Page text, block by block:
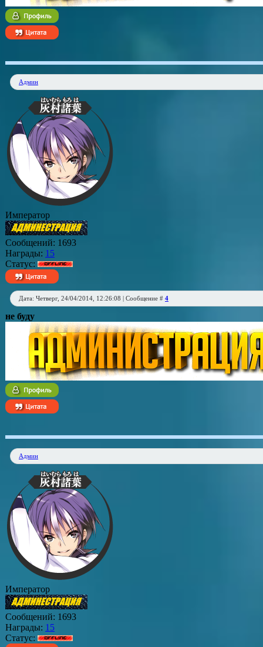
Админ
Император
Сообщений: 1693
Награды: 15
Статус:
Дата: Четверг, 24/04/2014, 12:26:08 | Сообщение # 4
не буду
Админ
Император
Сообщений: 1693
Награды: 15
Статус: